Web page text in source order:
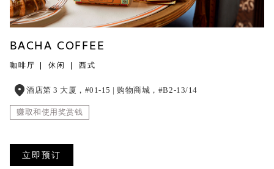
BACHA COFFEE
咖啡厅 休闲 西式
酒店第 3 大厦，#01-15 | 购物商城，#B2-13/14
赚取和使用奖赏钱
立即预订